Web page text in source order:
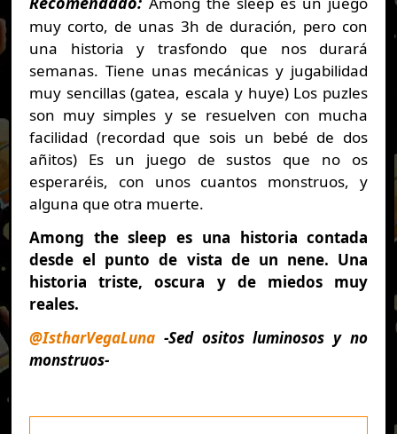
muy corto, de unas 3h de duración, pero con
una historia y trasfondo que nos durará
semanas. Tiene unas mecánicas y jugabilidad
muy sencillas (gatea, escala y huye) Los puzles
son muy simples y se resuelven con mucha
facilidad (recordad que sois un bebé de dos
añitos) Es un juego de sustos que no os
esperaréis, con unos cuantos monstruos, y
alguna que otra muerte.
Among the sleep es una historia contada
desde el punto de vista de un nene. Una
historia triste, oscura y de miedos muy
reales.
@IstharVegaLuna-Sed ositos luminosos y no
monstruos-